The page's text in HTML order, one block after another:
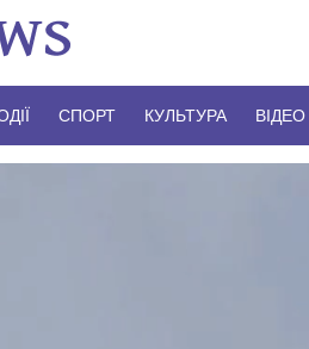
СПОРТ КУЛЬТУРА ВІДЕО